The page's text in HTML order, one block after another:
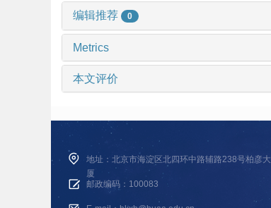
编辑推荐 0
Metrics
本文评价
地址：北京市海淀区北四环中路辅路238号柏彦大
厦
邮政编码：100083